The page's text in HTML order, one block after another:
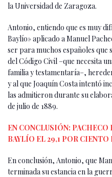
la Universidad de Zaragoza.
Antonio, entiendo que es muy
Baylío» aplicado a Manuel
ser para muchos españoles
del Código Civil –que necesita
familia y testamentaría–,
y al que Joaquín Costa intentó
las admitieron durante su
de julio de 1889.
EN CONCLUSIÓN:
BAYLÍO EL 29,1 POR CIENTO
En conclusión, Antonio, que
terminada su estancia en la